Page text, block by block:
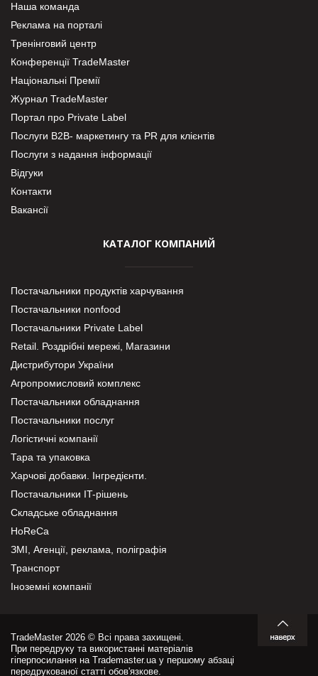
Наша команда
Реклама на порталі
Тренінговий центр
Конференції TradeMaster
Національні Премії
Журнал TradeMaster
Портал про Private Label
Послуги В2В- маркетингу та PR для клієнтів
Послуги з надання інформації
Відгуки
Контакти
Вакансії
КАТАЛОГ КОМПАНИЙ
Постачальники продуктів харчування
Постачальники nonfood
Постачальники Private Label
Retail. Роздрібні мережі, Магазини
Дистрибутори України
Агропромисловий комплекс
Постачальники обладнання
Постачальники послуг
Логістичні компанії
Тара та упаковка
Харчові добавки. Інгредієнти.
Постачальники IT-рішень
Складське обладнання
HoReCa
ЗМІ, Агенції, реклама, поліграфія
Транспорт
Іноземні компанії
TradeMaster 2026 © Всі права захищені.
При передруку та використанні матеріалів
гіперпосилання на Trademaster.ua у першому абзаці
передрукованої статті обов'язкове.